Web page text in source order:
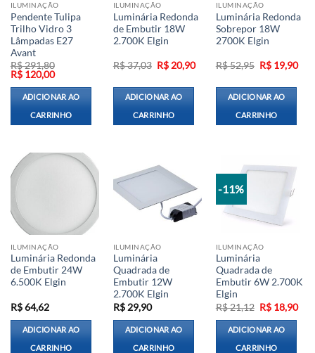
ILUMINAÇÃO
Pendente Tulipa
Trilho Vidro 3
Lâmpadas E27
Avant
R$291,80
O
preço
original
era:
R$ 291,80.
R$120,00O
atual
é:
R$ 120,00.
ADICIONAR AO
CARRINHO
ILUMINAÇÃO
Luminária Redonda
de Embutir 18W
2.700K Elgin
R$37,03 O
preço
era:
R$ 37,03.
R$20,90O
R$ 20,90.
ADICIONAR AO
CARRINHO
ILUMINAÇÃO
Luminária Redonda
Sobrepor 18W
2700K Elgin
R$52,95 O
preço
era:
R$ 52,95.
R$19,90O
ADICIONAR AO
CARRINHO
ILUMINAÇÃO
Luminária Redonda
de Embutir 24W
6.500K Elgin
R$64,62
ADICIONAR AO
CARRINHO
ILUMINAÇÃO
Luminária
Quadrada de
Embutir 12W
2.700K Elgin
R$29,90
ADICIONAR AO
CARRINHO
-11%
ILUMINAÇÃO
Luminária
Quadrada de
Embutir 6W 2.700K
Elgin
R$21,12 O
preço
original
era:
R$ 21,12.
R$18,90O
ADICIONAR AO
CARRINHO